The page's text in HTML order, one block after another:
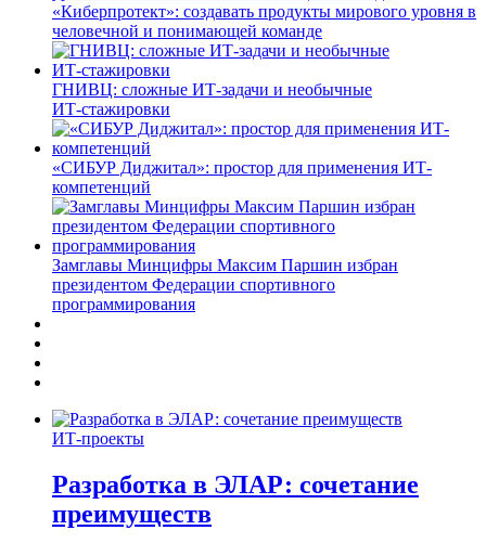
«Киберпротект»: создавать продукты мирового уровня в
человечной и понимающей команде
ГНИВЦ: сложные ИТ‑задачи и необычные
ИТ‑стажировки
«СИБУР Диджитал»: простор для применения ИТ-
компетенций
Замглавы Минцифры Максим Паршин избран
президентом Федерации спортивного
программирования
ИТ-проекты
Разработка в ЭЛАР: сочетание
преимуществ